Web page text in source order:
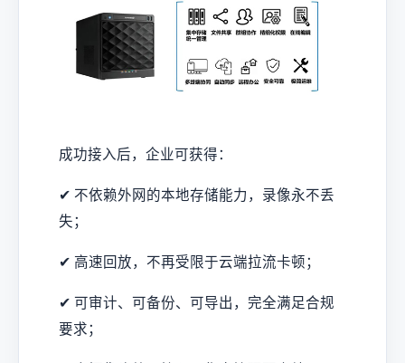
成功接入后，企业可获得：
✔ 不依赖外网的本地存储能力，录像永不丢
失；
✔ 高速回放，不再受限于云端拉流卡顿；
✔ 可审计、可备份、可导出，完全满足合规
要求；